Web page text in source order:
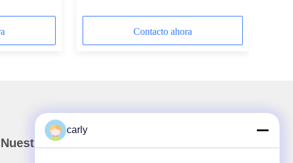
pulgadas para la capa superficial y
Contacto ahora
Nuestro boletín
carly